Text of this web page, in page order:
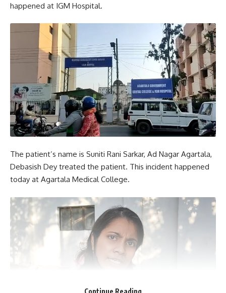
happened at IGM Hospital.
The patient’s name is Suniti Rani Sarkar, Ad Nagar Agartala,
Debasish Dey treated the patient. This incident happened
today at Agartala Medical College.
Continue Reading